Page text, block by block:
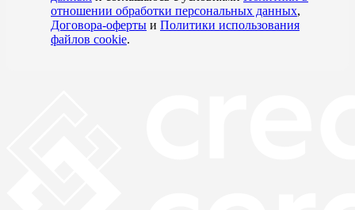
отношении обработки персональных данных,
Договора-оферты и Политики использования
файлов cookie.